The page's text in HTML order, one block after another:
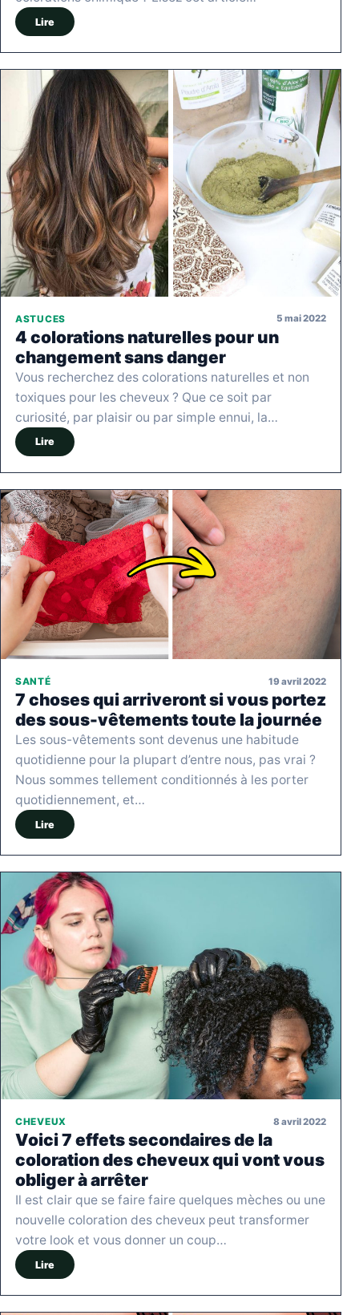
Lire
ASTUCES 5 mai 2022
4 colorations naturelles pour un
changement sans danger
Vous recherchez des colorations naturelles et non
toxiques pour les cheveux ? Que ce soit par
curiosité, par plaisir ou par simple ennui, la…
Lire
SANTÉ 19 avril 2022
7 choses qui arriveront si vous portez
des sous-vêtements toute la journée
Les sous-vêtements sont devenus une habitude
quotidienne pour la plupart d’entre nous, pas vrai ?
Nous sommes tellement conditionnés à les porter
quotidiennement, et…
Lire
CHEVEUX 8 avril 2022
Voici 7 effets secondaires de la
coloration des cheveux qui vont vous
obliger à arrêter
Il est clair que se faire faire quelques mèches ou une
nouvelle coloration des cheveux peut transformer
votre look et vous donner un coup…
Lire